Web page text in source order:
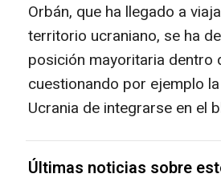
Orbán, que ha llegado a
territorio ucraniano, se ha
posición mayoritaria dentro
cuestionando por ejemplo
Ucrania de integrarse en el
Últimas noticias sobre